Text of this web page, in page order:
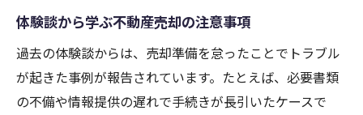
体験談から学ぶ不動産売却の注意事項
過去の体験談からは、売却準備を怠ったことでトラブル
が起きた事例が報告されています。たとえば、必要書類
の不備や情報提供の遅れで手続きが長引いたケースで